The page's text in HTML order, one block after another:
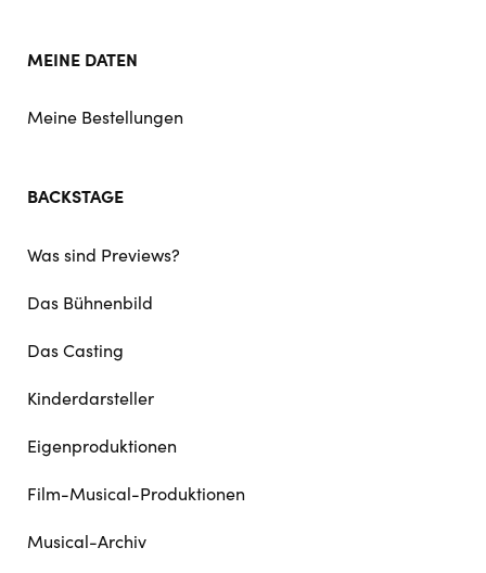
MEINE DATEN
Meine Bestellungen
BACKSTAGE
Was sind Previews?
Das Bühnenbild
Das Casting
Kinderdarsteller
Eigenproduktionen
Film-Musical-Produktionen
Musical-Archiv